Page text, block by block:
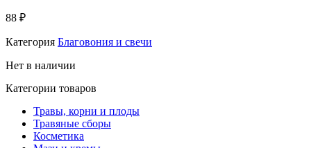
88 ₽
Категория Благовония и свечи
Нет в наличии
Категории товаров
Травы, корни и плоды
Травяные сборы
Косметика